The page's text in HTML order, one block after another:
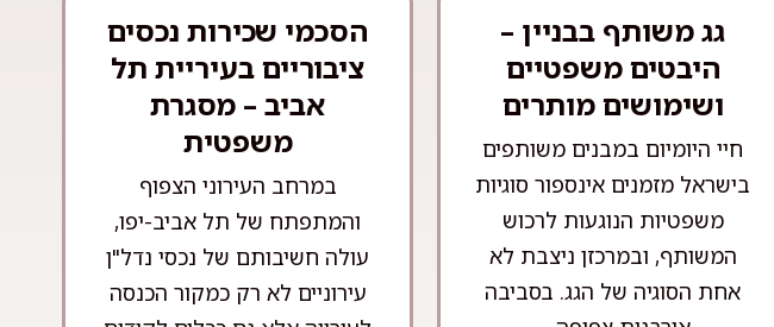
גג משותף בבניין –
היבטים משפטיים
ושימושים מותרים
חיי היומיום במבנים משותפים
בישראל מזמנים אינספור סוגיות
משפטיות הנוגעות לרכוש
המשותף, ובמרכזן ניצבת לא
אחת הסוגיה של הגג. בסביבה
הסכמי שכירות נכסים
ציבוריים בעיריית תל
אביב – מסגרת
משפטית
במרחב העירוני הצפוף
והמתפתח של תל אביב-יפו,
עולה חשיבותם של נכסי נדל"ן
עירוניים לא רק כמקור הכנסה